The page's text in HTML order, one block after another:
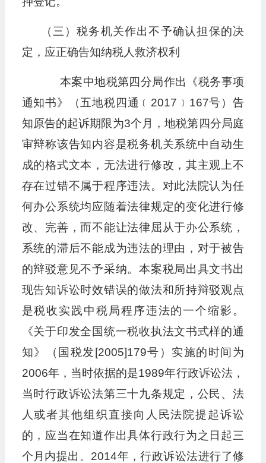
（三）税务机关作出不予确认担保的决
定，应正确告知纳税人救济权利
本案中地税第四分局作出《税务事项
通知书》（五地税四通﹝2017﹞167号）告
知原告的起诉期限为3个月，地税第四分局庭
审辩称该告知内容是税务机关系统中自动生
成的格式文本，无法进行修改，其主观上不
存在过错不属于程序违法。对此法院认为任
何办公系统均应随着法律规定的变化进行修
改、完善，而不能让法律屈从于办公系统，
系统的滞后不能成为违法的理由，对于被告
的辩驳意见不予采纳。本案税局出具文书出
现告知诉讼时效错误的做法和所持辩驳观点
是税收实践中税局程序违法的一个缩影。
《关于印发全国统一税收执法文书式样的通
知》（国税发[2005]179号）实施的时间为
2006年，当时依据的是1989年行政诉讼法，
当时行政诉讼法第三十九条规定，公民、法
人或者其他组织直接向人民法院提起诉讼
的，应当在知道作出具体行政行为之日起三
个月内提出。2014年，行政诉讼法进行了修